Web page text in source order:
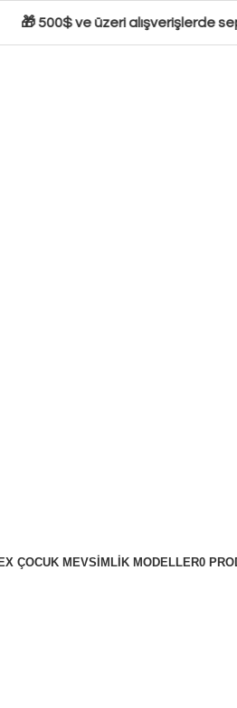
🎁 500$ ve üzeri alışverişlerde
ÇOCUK MEVSIMLIK MODELLER0